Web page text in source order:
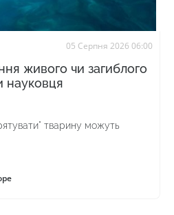
05 Серпня 2026 06:00
живого чи загиблого
науковця
тварину можуть